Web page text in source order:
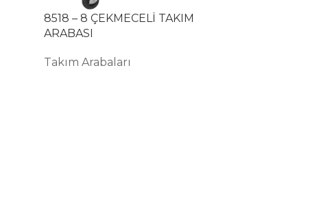
8518 – 8 ÇEKMECELİ TAKIM
ARABASI
Takım Arabaları